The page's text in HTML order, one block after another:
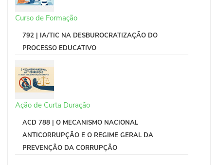
Curso de Formação
792 | IA/TIC NA DESBUROCRATIZAÇÃO DO
PROCESSO EDUCATIVO
Ação de Curta Duração
ACD 788 | O MECANISMO NACIONAL
ANTICORRUPÇÃO E O REGIME GERAL DA
PREVENÇÃO DA CORRUPÇÃO